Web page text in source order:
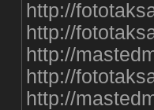
http://
http://
http://
http://
http://